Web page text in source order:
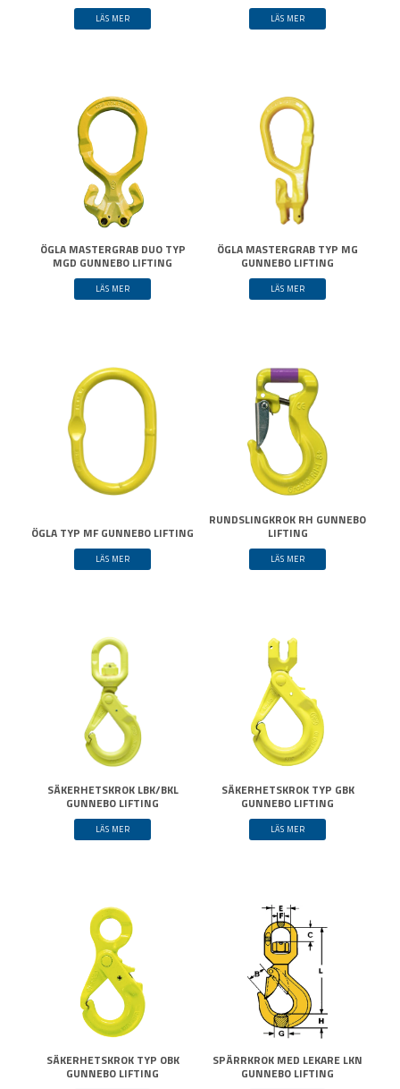
LÄS MER LÄS MER
ÖGLA MASTERGRAB DUO TYP
MGD GUNNEBO LIFTING
LÄS MER
ÖGLA MASTERGRAB TYP MG
GUNNEBO LIFTING
LÄS MER
ÖGLA TYP MF GUNNEBO LIFTING
LÄS MER
RUNDSLINGKROK RH GUNNEBO
LIFTING
LÄS MER
SÄKERHETSKROK LBK/BKL
GUNNEBO LIFTING
LÄS MER
SÄKERHETSKROK TYP GBK
GUNNEBO LIFTING
LÄS MER
SÄKERHETSKROK TYP OBK
GUNNEBO LIFTING
SPÄRRKROK MED LEKARE LKN
GUNNEBO LIFTING